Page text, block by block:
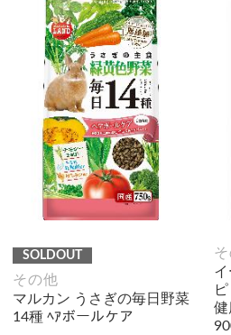
SOLDOUT
その他
マルカン うさぎの毎日野菜
14種 ﾍｱボールケア
健